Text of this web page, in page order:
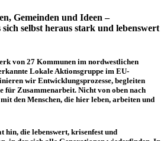
Gemeinden und Ideen –
selbst heraus stark und lebenswert
von 27 Kommunen im nordwestlichen
Lokale Aktionsgruppe im EU-
wir Entwicklungsprozesse, begleiten
für Zusammenarbeit. Nicht von oben nach
den Menschen, die hier leben, arbeiten und
hin, die lebenswert, krisenfest und